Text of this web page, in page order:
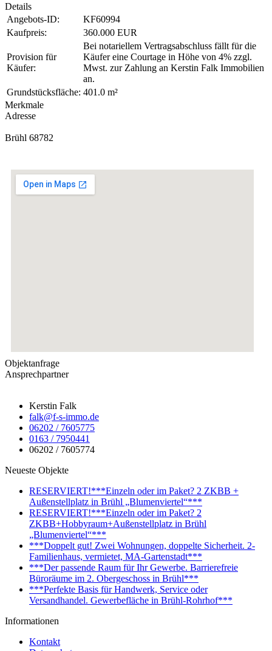
Details
Angebots-ID:
KF60994
Kaufpreis:
360.000 EUR
Provision für
Käufer:
Bei notariellem Vertragsabschluss fällt für die
Käufer eine Courtage in Höhe von 4% zzgl.
Mwst. zur Zahlung an Kerstin Falk Immobilien
an.
Grundstücksfläche: 401.0 m²
Merkmale
Adresse
Brühl 68782
Objektanfrage
Ansprechpartner
Kerstin Falk
falk@f-s-immo.de
06202 / 7605775
0163 / 7950441
06202 / 7605774
Neueste Objekte
RESERVIERT!***Einzeln oder im Paket? 2 ZKBB +
Außenstellplatz in Brühl „Blumenviertel“***
RESERVIERT!***Einzeln oder im Paket? 2
ZKBB+Hobbyraum+Außenstellplatz in Brühl
„Blumenviertel“***
***Doppelt gut! Zwei Wohnungen, doppelte Sicherheit. 2-
Familienhaus, vermietet, MA-Gartenstadt***
***Der passende Raum für Ihr Gewerbe. Barrierefreie
Büroräume im 2. Obergeschoss in Brühl***
***Perfekte Basis für Handwerk, Service oder
Versandhandel. Gewerbefläche in Brühl-Rohrhof***
Informationen
Kontakt